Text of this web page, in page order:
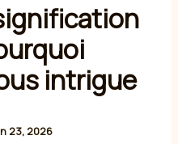
intrigue
23, 2026